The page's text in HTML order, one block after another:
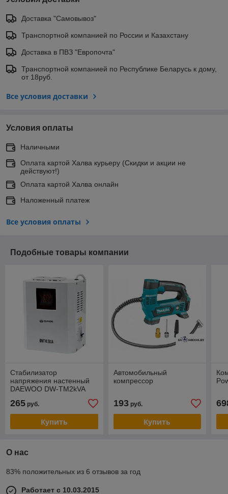
Доставка "Самовывоз"
Транспортной компанией по России и Казахстану
Доставка в ПВЗ "Европочта"
Транспортной компанией по Республике Беларусь к дому,
от 18руб.
Все условия доставки
Условия оплаты
Наличными
Оплата картой Халва курьеру (Скидки и акции не
действуют!)
Оплата картой Халва онлайн
Наложенный платеж
Все условия оплаты
Подобные товары компании
Стабилизатор
напряжения настенный
DAEWOO DW-TM2kVA
265 руб.
Купить
Автомобильный
компрессор
193руб.
Купить
О нас
83% положительных из 6 отзывов за год
Работает с 10.03.2015